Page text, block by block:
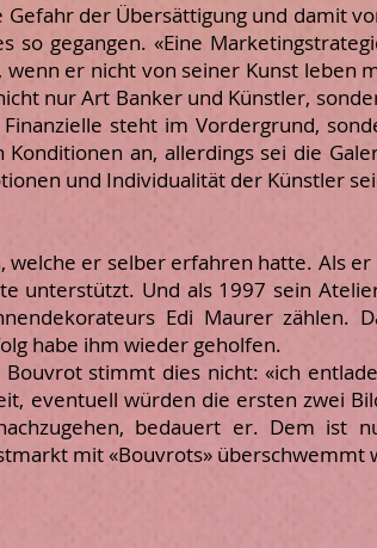
der Übersättigung und damit
gegangen. «Eine
er nicht von seiner Kunst leben
nur Art Banker und Künstler,
steht im Vordergrund,
an, allerdings sei die
und Individualität der Künstler
er selber erfahren hatte. Als er
unterstützt. Und als 1997 sein
Edi Maurer zählen.
habe ihm wieder geholfen.
stimmt dies nicht: «ich
eventuell würden die ersten zwei
bedauert er. Dem ist
mit «Bouvrots» überschwemmt